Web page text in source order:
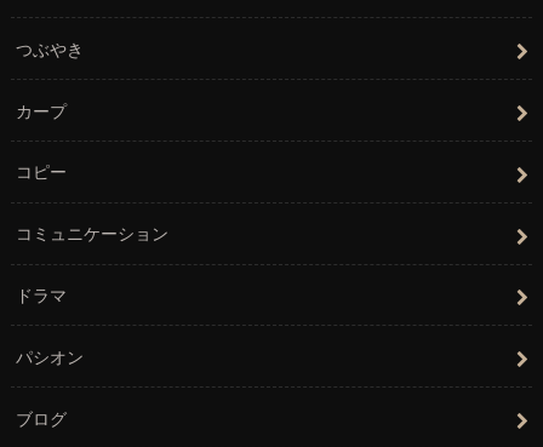
つぶやき
カープ
コピー
コミュニケーション
ドラマ
パシオン
ブログ